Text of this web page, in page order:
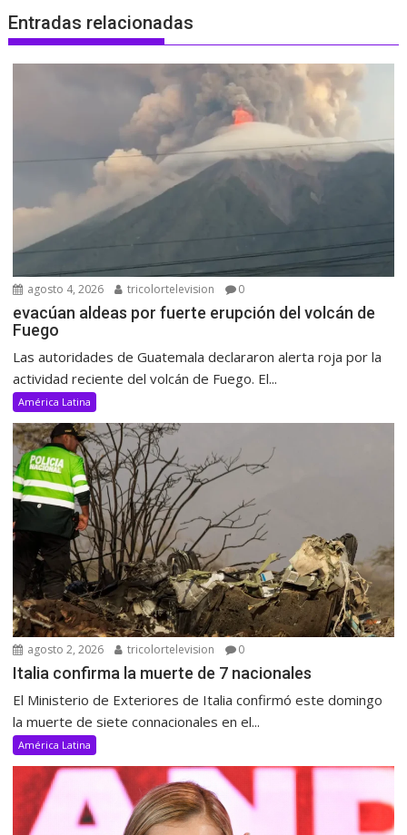
Entradas relacionadas
agosto 4, 2026 tricolortelevision 0
evacúan aldeas por fuerte erupción del volcán de
Fuego
Las autoridades de Guatemala declararon alerta roja por la
actividad reciente del volcán de Fuego. El...
América Latina
agosto 2, 2026 tricolortelevision 0
Italia confirma la muerte de 7 nacionales
El Ministerio de Exteriores de Italia confirmó este domingo
la muerte de siete connacionales en el...
América Latina